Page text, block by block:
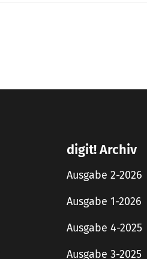
digit! Archiv
Ausgabe 2-2026
Ausgabe 1-2026
Ausgabe 4-2025
Ausgabe 3-2025